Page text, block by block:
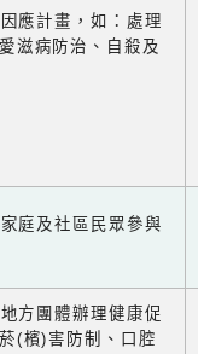
應計畫，如：處理
滋病防治、自殺及
庭及社區民眾參與
方團體辦理健康促
(檳)害防制、口腔